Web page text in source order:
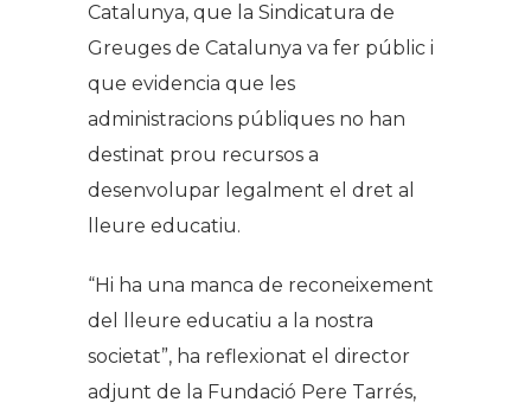
Catalunya, que la Sindicatura de
Greuges de Catalunya va fer públic i
que evidencia que les
administracions públiques no han
destinat prou recursos a
desenvolupar legalment el dret al
lleure educatiu.
“Hi ha una manca de reconeixement
del lleure educatiu a la nostra
societat”, ha reflexionat el director
adjunt de la Fundació Pere Tarrés,